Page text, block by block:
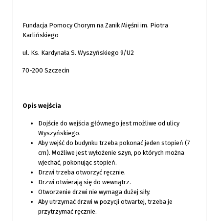
Fundacja Pomocy Chorym na Zanik Mięśni im. Piotra
Karlińskiego
ul. Ks. Kardynała S. Wyszyńskiego 9/U2
70-200 Szczecin
Opis wejścia
Dojście do wejścia głównego jest możliwe od ulicy
Wyszyńskiego.
Aby wejść do budynku trzeba pokonać jeden stopień (7
cm). Możliwe jest wyłożenie szyn, po których można
wjechać, pokonując stopień.
Drzwi trzeba otworzyć ręcznie.
Drzwi otwierają się do wewnątrz.
Otworzenie drzwi nie wymaga dużej siły.
Aby utrzymać drzwi w pozycji otwartej, trzeba je
przytrzymać ręcznie.